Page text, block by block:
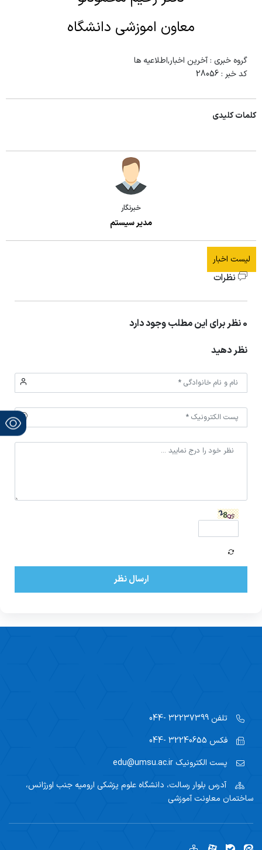
معاون اموزشی دانشگاه
گروه خبری : آخرین اخبار,اطلاعیه ها
کد خبر : 28056
کلمات کلیدی
خبرنگار
مدیر سیستم
لیست اخبار
نظرات
0 نظر برای این مطلب وجود دارد
نظر دهید
ارسال نظر
تلفن
فکس
پست الکترونیک
آدرس بلوار رسالت، دانشگاه علوم پزشکی ارومیه جنب اورژانس،
ساختمان معاونت آموزشی